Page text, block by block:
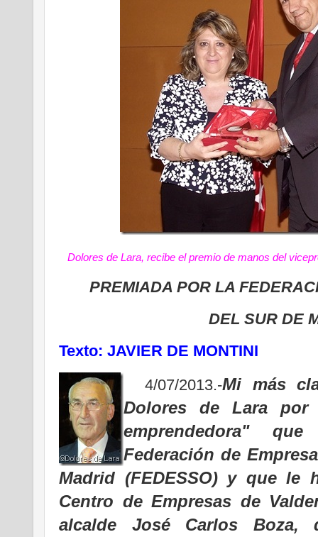
Dolores de Lara, recibe el premio de manos del
PREMIADA POR LA
DEL SUR DE
Texto: JAVIER DE MONTINI
4/07/2013.-Mi más
Dolores de Lara
emprendedora"
Federación de
Madrid (FEDESSO) y que le
Centro de Empresas de
alcalde José Carlos Boza,